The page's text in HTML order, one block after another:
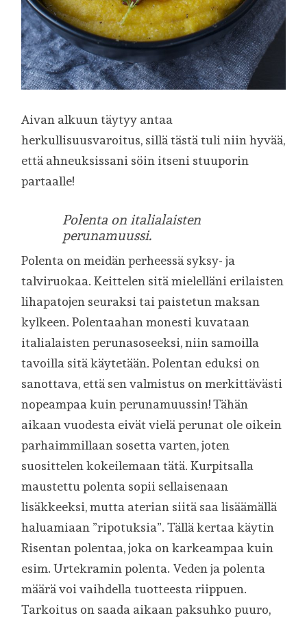
Aivan alkuun täytyy antaa
herkullisuusvaroitus, sillä tästä tuli niin hyvää,
että ahneuksissani söin itseni stuuporin
partaalle!
Polenta on italialaisten
perunamuussi.
Polenta on meidän perheessä syksy- ja
talviruokaa. Keittelen sitä mielelläni erilaisten
lihapatojen seuraksi tai paistetun maksan
kylkeen. Polentaahan monesti kuvataan
italialaisten perunasoseeksi, niin samoilla
tavoilla sitä käytetään. Polentan eduksi on
sanottava, että sen valmistus on merkittävästi
nopeampaa kuin perunamuussin! Tähän
aikaan vuodesta eivät vielä perunat ole oikein
parhaimmillaan sosetta varten, joten
suosittelen kokeilemaan tätä. Kurpitsalla
maustettu polenta sopii sellaisenaan
lisäkkeeksi, mutta aterian siitä saa lisäämällä
haluamiaan ”ripotuksia”. Tällä kertaa käytin
Risentan polentaa, joka on karkeampaa kuin
esim. Urtekramin polenta. Veden ja polenta
määrä voi vaihdella tuotteesta riippuen.
Tarkoitus on saada aikaan paksuhko puuro,